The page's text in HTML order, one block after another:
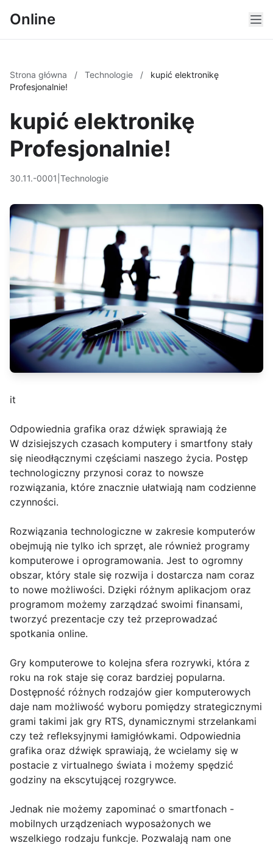
Online
Strona główna / Technologie /
kupić elektronikę
Profesjonalnie!
kupić elektronikę
Profesjonalnie!
30.11.-0001 Technologie
it
Odpowiednia grafika oraz dźwięk sprawiają że
W dzisiejszych czasach komputery i smartfony stały
się nieodłącznymi częściami naszego życia. Postęp
technologiczny przynosi coraz to nowsze
rozwiązania, które znacznie ułatwiają nam codzienne
czynności.
Rozwiązania technologiczne w zakresie komputerów
obejmują nie tylko ich sprzęt, ale również programy
komputerowe i oprogramowania. Jest to ogromny
obszar, który stale się rozwija i dostarcza nam coraz
to nowe możliwości. Dzięki różnym aplikacjom oraz
programom możemy zarządzać swoimi finansami,
tworzyć prezentacje czy też przeprowadzać
spotkania online.
Gry komputerowe to kolejna sfera rozrywki, która z
roku na rok staje się coraz bardziej popularna.
Dostępność różnych rodzajów gier komputerowych
daje nam możliwość wyboru pomiędzy strategicznymi
grami takimi jak gry RTS, dynamicznymi strzelankami
czy też refleksyjnymi łamigłówkami. Odpowiednia
grafika oraz dźwięk sprawiają, że wcielamy się w
postacie z virtualnego świata i możemy spędzić
godziny na ekscytującej rozgrywce.
Jednak nie możemy zapominać o smartfonach -
mobilnych urządzeniach wyposażonych we
wszelkiego rodzaju funkcje. Pozwalają nam one